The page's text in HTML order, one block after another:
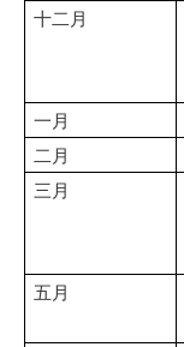
十二月
一月
二月
三月
五月